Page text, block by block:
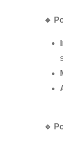
🔹
🔹